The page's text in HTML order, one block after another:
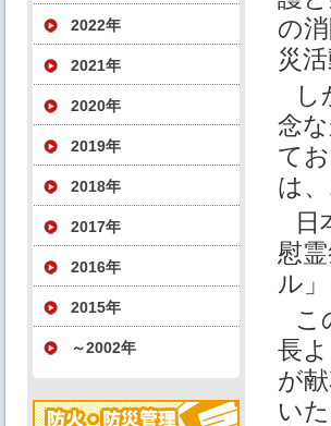
2022年
2021年
2020年
2019年
2018年
2017年
2016年
2015年
～2002年
の
災
念
て
は
⽇
慰
ル
こ
⻑
が
い